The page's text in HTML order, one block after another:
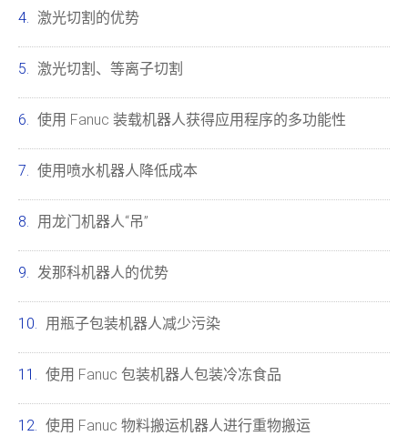
激光切割的优势
激光切割、等离子切割
使用 Fanuc 装载机器人获得应用程序的多功能性
使用喷水机器人降低成本
用龙门机器人“吊”
发那科机器人的优势
用瓶子包装机器人减少污染
使用 Fanuc 包装机器人包装冷冻食品
使用 Fanuc 物料搬运机器人进行重物搬运